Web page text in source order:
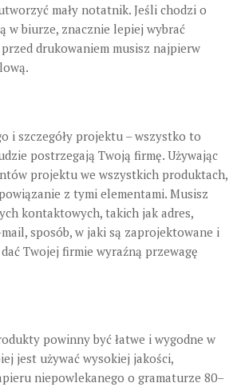
mały notatnik. Jeśli chodzi o
w biurze, znacznie lepiej wybrać
drukowaniem musisz najpierw
i szczegóły projektu – wszystko to
postrzegają Twoją firmę. Używając
projektu we wszystkich produktach,
z tymi elementami. Musisz
kontaktowych, takich jak adres,
sposób, w jaki są zaprojektowane i
Twojej firmie wyraźną przewagę
powinny być łatwe i wygodne w
jest używać wysokiej jakości,
niepowlekanego o gramaturze 80–